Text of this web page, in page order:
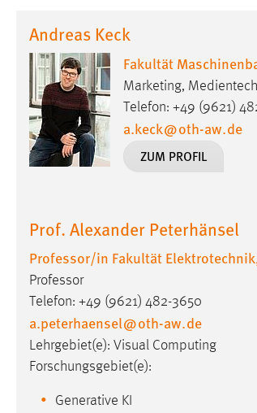
Andreas Keck
Fakultät
Marketing,
Telefon: +49 (9621)
a.keck@oth-aw.de
ZUM PROFIL
Prof. Alexander Peterhänsel
Professor/in Fakultät
Professor
Telefon: +49 (9621) 482-3650
a.peterhaensel@oth-aw.de
Lehrgebiet(e): Visual Computing
Forschungsgebiet(e):
Generative KI
Website erforderlich.
Einverständnis
Name: cookie_consent
Zweck:
Dieser Cookie speichert die
ausgewählten
Performance
Name:
Zweck:
in diesem Cookie
eingeloggt ist.
Sprachpräferenz